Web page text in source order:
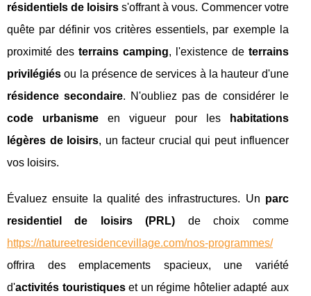
résidentiels de loisirs s'offrant à vous. Commencer votre
quête par définir vos critères essentiels, par exemple la
proximité des terrains camping, l'existence de terrains
privilégiés ou la présence de services à la hauteur d'une
résidence secondaire. N'oubliez pas de considérer le
code urbanismeen vigueur pour les
habitations
légères de loisirs, un facteur crucial qui peut influencer
vos loisirs.
Évaluez ensuite la qualité des infrastructures. Un parc
residentiel de loisirs (PRL) de choix comme
https://natureetresidencevillage.com/nos-programmes/
offrira des emplacements spacieux, une variété
d'activités touristiqueset un régime hôtelier adapté aux